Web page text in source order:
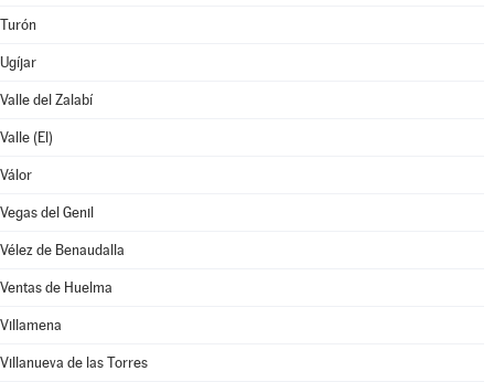
Turón
Ugíjar
Valle del Zalabí
Valle (El)
Válor
Vegas del Genil
Vélez de Benaudalla
Ventas de Huelma
Villamena
Villanueva de las Torres